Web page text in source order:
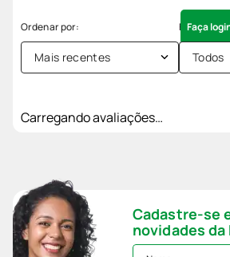
Faça
Mais recentes Todos
Carregando avaliações…
Cadastre-se
novidades da